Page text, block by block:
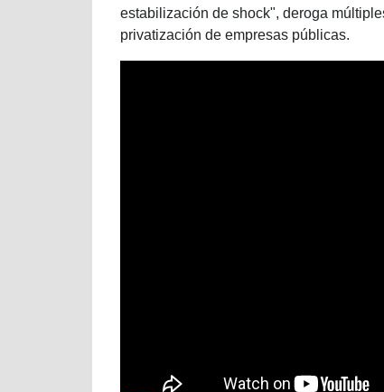
estabilización de shock", deroga
privatización de empresas públicas.